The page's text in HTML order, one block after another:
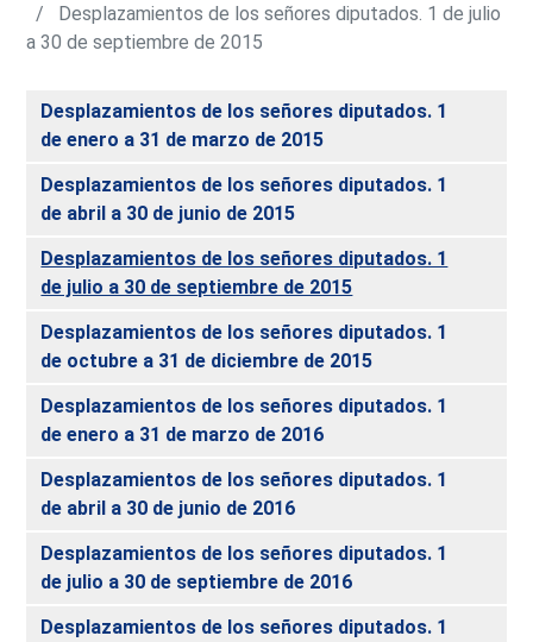
Desplazamientos de los señores diputados. 1 de julio
a 30 de septiembre de 2015
Desplazamientos de los señores diputados. 1
de enero a 31 de marzo de 2015
Desplazamientos de los señores diputados. 1
de abril a 30 de junio de 2015
Desplazamientos de los señores diputados. 1
de julio a 30 de septiembre de 2015
Desplazamientos de los señores diputados. 1
de octubre a 31 de diciembre de 2015
Desplazamientos de los señores diputados. 1
de enero a 31 de marzo de 2016
Desplazamientos de los señores diputados. 1
de abril a 30 de junio de 2016
Desplazamientos de los señores diputados. 1
de julio a 30 de septiembre de 2016
Desplazamientos de los señores diputados. 1